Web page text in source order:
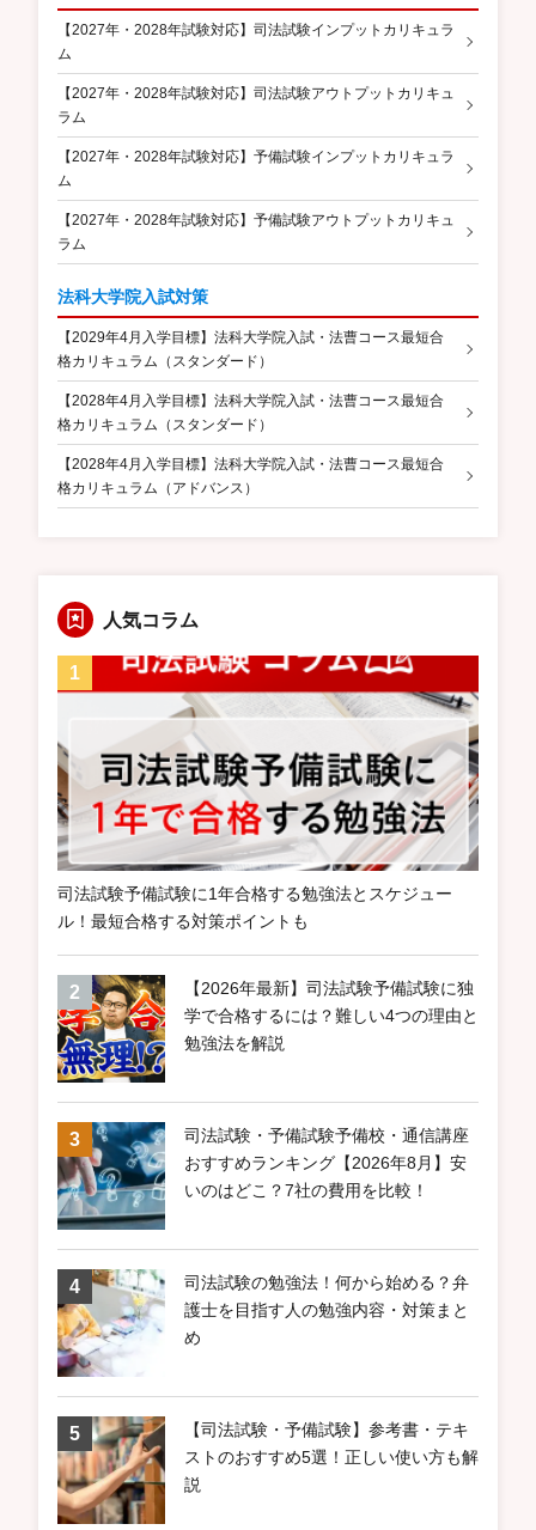
【2027年・2028年試験対応】司法試験インプットカリキュラ
ム
【2027年・2028年試験対応】司法試験アウトプットカリキュ
ラム
【2027年・2028年試験対応】予備試験インプットカリキュラ
ム
【2027年・2028年試験対応】予備試験アウトプットカリキュ
ラム
法科大学院入試対策
【2029年4月入学目標】法科大学院入試・法曹コース最短合
格カリキュラム（スタンダード）
【2028年4月入学目標】法科大学院入試・法曹コース最短合
格カリキュラム（スタンダード）
【2028年4月入学目標】法科大学院入試・法曹コース最短合
格カリキュラム（アドバンス）
人気コラム
司法試験予備試験に1年合格する勉強法とスケジュー
ル！最短合格する対策ポイントも
【2026年最新】司法試験予備試験に独
学で合格するには？難しい4つの理由と
勉強法を解説
司法試験・予備試験予備校・通信講座
おすすめランキング【2026年8月】安
いのはどこ？7社の費用を比較！
司法試験の勉強法！何から始める？弁
護士を目指す人の勉強内容・対策まと
め
【司法試験・予備試験】参考書・テキ
ストのおすすめ5選！正しい使い方も解
説